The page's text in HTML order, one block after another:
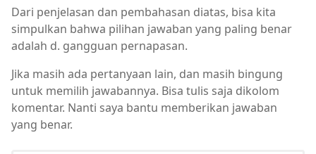
Dari penjelasan dan pembahasan diatas, bisa kita
simpulkan bahwa pilihan jawaban yang paling benar
adalah d. gangguan pernapasan.
Jika masih ada pertanyaan lain, dan masih bingung
untuk memilih jawabannya. Bisa tulis saja dikolom
komentar. Nanti saya bantu memberikan jawaban
yang benar.